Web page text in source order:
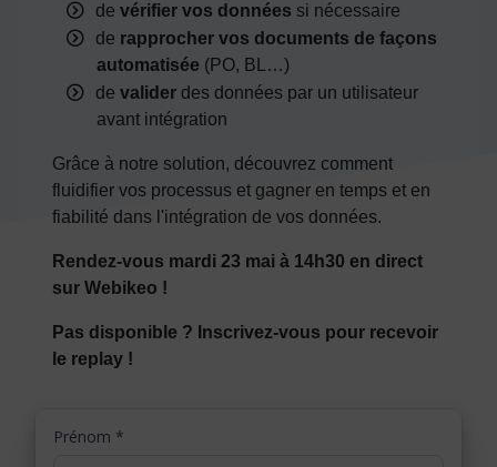
de vérifier vos données si nécessaire
de rapprocher vos documents de façons
automatisée (PO, BL…)
de validerdes données par un utilisateur
avant intégration
Grâce à notre solution, découvrez comment
fluidifier vos processus et gagner en temps et en
fiabilité dans l'intégration de vos données.
Rendez-vous mardi 23 mai à 14h30 en direct
sur Webikeo !
Pas disponible ? Inscrivez-vous pour recevoir
le replay !
Prénom *